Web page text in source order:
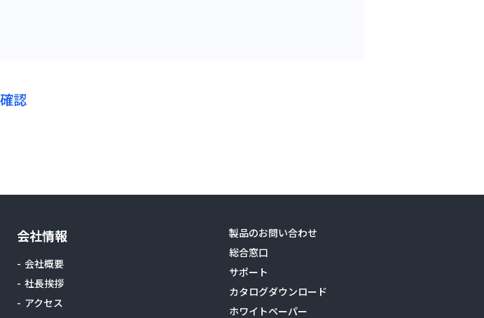
会社情報
会社概要
社長挨拶
アクセス
製品のお問い合わせ
総合窓口
サポート
カタログダウンロード
ホワイトペーパー